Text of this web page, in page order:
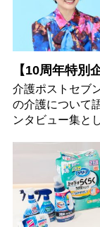
【10周年特別
介護ポストセブ
の介護について
ンタビュー集と